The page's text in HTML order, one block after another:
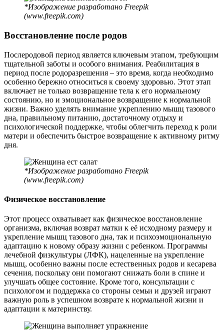
*Изображение разработано Freepik
(www.freepik.com)
Восстановление после родов
Послеродовой период является ключевым этапом, требующим
тщательной заботы и особого внимания. Реабилитация в
период после родоразрешения – это время, когда необходимо
особенно бережно относиться к своему здоровью. Этот этап
включает не только возвращение тела к его нормальному
состоянию, но и эмоциональное возвращение к нормальной
жизни. Важно уделять внимание укреплению мышц тазового
дна, правильному питанию, достаточному отдыху и
психологической поддержке, чтобы облегчить переход к роли
матери и обеспечить быстрое возвращение к активному ритму
дня.
*Изображение разработано Freepik
(www.freepik.com)
Физическое восстановление
Этот процесс охватывает как физическое восстановление
организма, включая возврат матки к её исходному размеру и
укрепление мышц тазового дна, так и психоэмоциональную
адаптацию к новому образу жизни с ребенком. Программы
лечебной физкультуры (ЛФК), нацеленные на укрепление
мышц, особенно важны после естественных родов и кесарева
сечения, поскольку они помогают снижать боли в спине и
улучшать общее состояние. Кроме того, консультации с
психологом и поддержка со стороны семьи и друзей играют
важную роль в успешном возврате к нормальной жизни и
адаптации к материнству.